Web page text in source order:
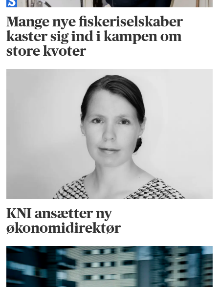
Mange nye fiskeriselskaber
kaster sig ind i kampen om
store kvoter
KNI ansætter ny
økonomidirektør